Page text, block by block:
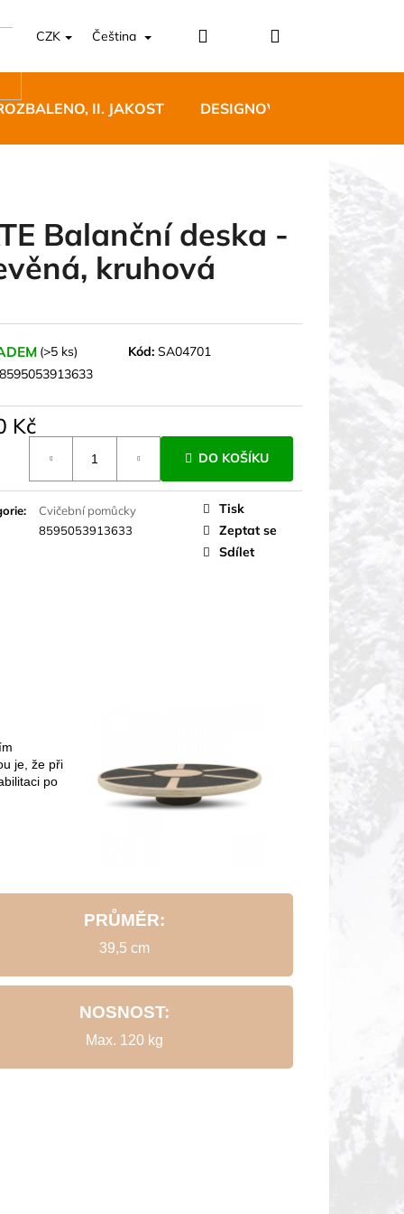
CZK Čeština PřihlášeníNákupní
II. JAKOST DESIGNOVÝ NÁBYTEK
Balanční deska -
kruhová
(>5 ks) Kód: SA04701
8595053913633
Kč
DO KOŠÍKU
:
Cvičební pomůcky
8595053913633
Tisk
Zeptat se
Sdílet
je, že při
po
PRŮMĚR:
39,5 cm
NOSNOST:
Max. 120 kg
BĚŽECKÉ TRAILOVÉ